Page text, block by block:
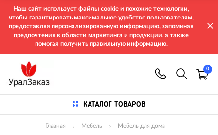
Наш сайт использует файлы cookie и похожие технологии,
чтобы гарантировать максимальное удобство пользователям,
предоставляя персонализированную информацию, запоминая
предпочтения в области маркетинга и продукции, а также
помогая получить правильную информацию.
0
КАТАЛОГ ТОВАРОВ
Главная Мебель Мебель для дома